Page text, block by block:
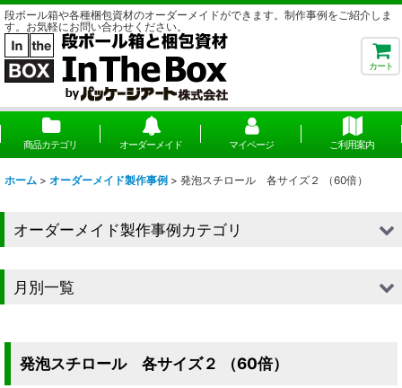
段ボール箱や各種梱包資材のオーダーメイドができます。制作事例をご紹介しま
す。お気軽にお問い合わせください。
カート
商品カテゴリ オーダーメイド マイページ ご利用案内
ホーム > オーダーメイド製作事例 > 発泡スチロール 各サイズ２ （60倍）
発泡スチロール 各サイズ２ （60倍）
オーダーメイド製作事例カテゴリ
■段ボール（箱以外）
■組箱
月別一覧
2025年